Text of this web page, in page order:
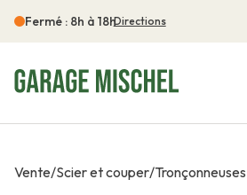
Fermé : 8h à 18hDirections
Vente/Scier et couper/